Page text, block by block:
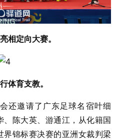
相定向大赛。
体育支教。
邀请了广东足球名宿叶细
陈大英、游通江，从化籍国
锦标赛决赛的亚洲女裁判梁